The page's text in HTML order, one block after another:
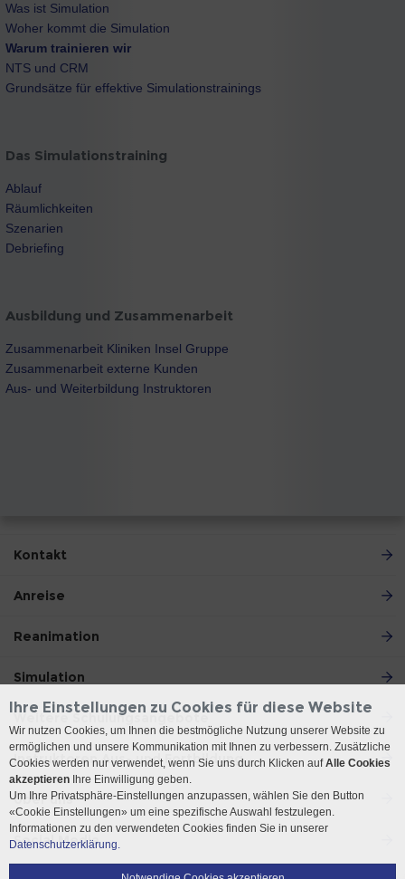
Was ist Simulation
Woher kommt die Simulation
Warum trainieren wir
NTS und CRM
Grundsätze für effektive Simulationstrainings
Das Simulationstraining
Ablauf
Räumlichkeiten
Szenarien
Debriefing
Ausbildung und Zusammenarbeit
Zusammenarbeit Kliniken Insel Gruppe
Zusammenarbeit externe Kunden
Aus- und Weiterbildung Instruktoren
Kontakt
Anreise
Reanimation
Simulation
Weitere Schulungsangebote
Instruktoren Aus- und Fortbildung
Über uns
Social Media
Ihre Einstellungen zu Cookies für diese Website
Wir nutzen Cookies, um Ihnen die bestmögliche Nutzung unserer Website zu
ermöglichen und unsere Kommunikation mit Ihnen zu verbessern. Zusätzliche
Cookies werden nur verwendet, wenn Sie uns durch Klicken aufAlle Cookies
akzeptieren Ihre Einwilligung geben.
Um Ihre Privatsphäre-Einstellungen anzupassen, wählen Sie den Button
«Cookie Einstellungen» um eine spezifische Auswahl festzulegen.
Informationen zu den verwendeten Cookies finden Sie in unserer
Datenschutzerklärung.